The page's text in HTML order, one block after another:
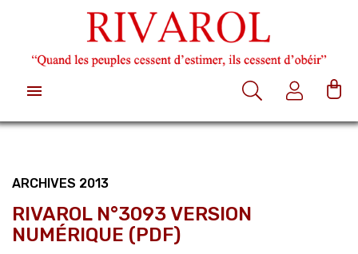

ARCHIVES 2013
RIVAROL N°3093 VERSION
NUMÉRIQUE (PDF)